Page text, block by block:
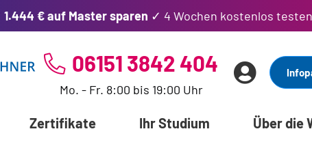
1.444 € auf Master sparen ✓ 4 Wochen kostenlos testen
06151 3842 404
Mo. - Fr. 8:00 bis 19:00 Uhr
Zertifikate Ihr Studium Über die